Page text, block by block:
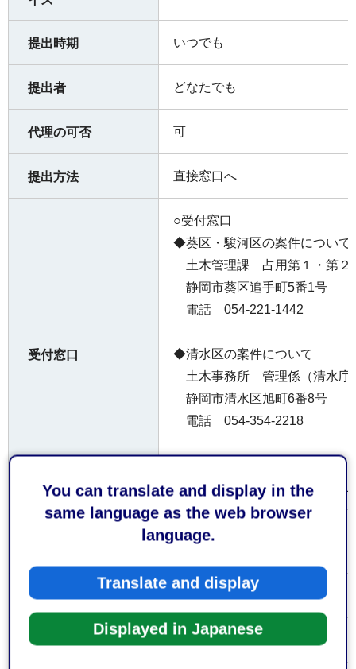
You can translate and display in the
same language as the web browser
language.
Translate and display
Displayed in Japanese
提出時期 いつでも
提出者 どなたでも
代理の可否 可
提出方法 直接窓口へ
受付窓口
○受付窓口
◆葵区・駿河区の案件について
土木管理課 占用第１・第２
静岡市葵区追手町5番1号
電話 054-221-1442
◆清水区の案件について
土木事務所 管理係（清水庁
静岡市清水区旭町6番8号
電話 054-354-2218
平日午前8時30分から午後5時
なし
費用
注意事項